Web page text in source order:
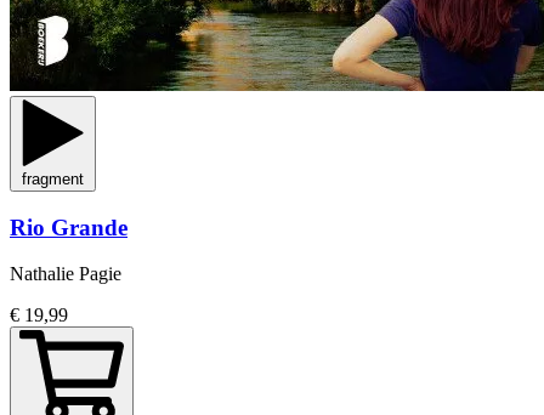
fragment
Rio Grande
Nathalie Pagie
€ 19,99